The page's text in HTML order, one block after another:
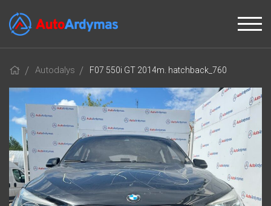
Autodalys F07 550i GT 2014m. hatchback_760